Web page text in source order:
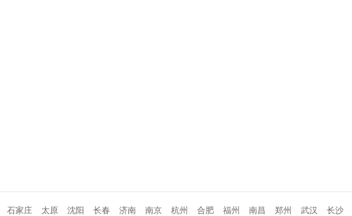
石家庄 太原 沈阳 长春 济南 南京 杭州 合肥 福州 南昌 郑州 武汉 长沙